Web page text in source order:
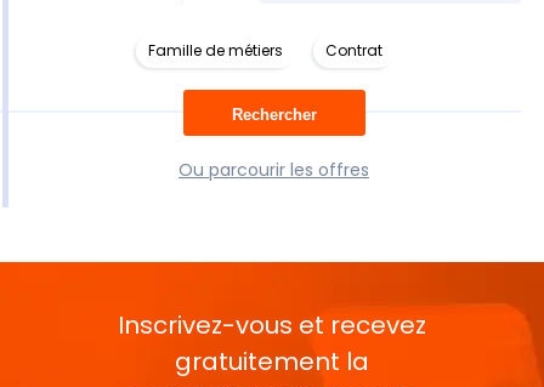
Famille de métiers Contrat
Ou parcourir les offres
Inscrivez-vous et recevez
gratuitement la